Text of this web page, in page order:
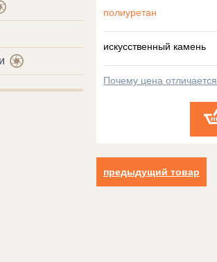
полиуретан
искусственный камень
Почему цена
предыдущий товар